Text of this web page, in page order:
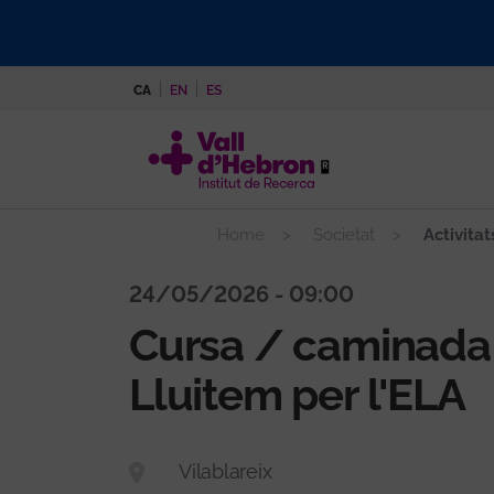
CA EN ES
Home Societat
24/05/2026 - 09:00
Cursa / caminada
Lluitem per l'ELA
Vilablareix